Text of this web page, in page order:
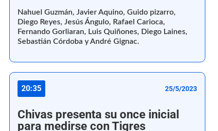
Nahuel Guzmán, Javier Aquino, Guido pizarro,
Diego Reyes, Jesús Ángulo, Rafael Carioca,
Fernando Gorliaran, Luis Quiñones, Diego Laines,
Sebastián Córdoba y André Gignac.
20:35 25/5/2023
Chivas presenta su once inicial
para medirse con Tigres